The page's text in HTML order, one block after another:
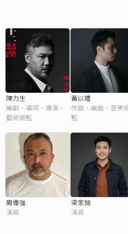
陳力生
編劇、填詞、導演、
藝術總監
黃以禮
作曲、編曲、音樂
監
周偉強
演員
梁家銘
演員